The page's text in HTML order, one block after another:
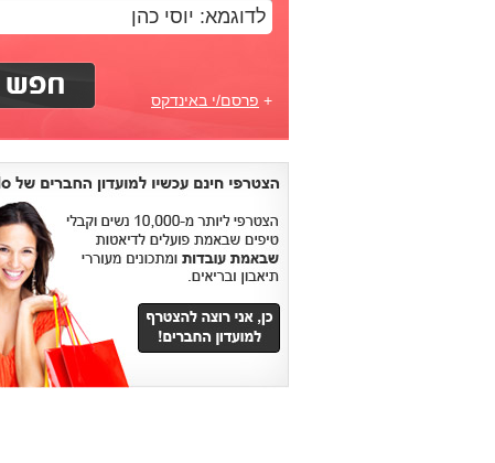
+ פרסם/י באינדקס